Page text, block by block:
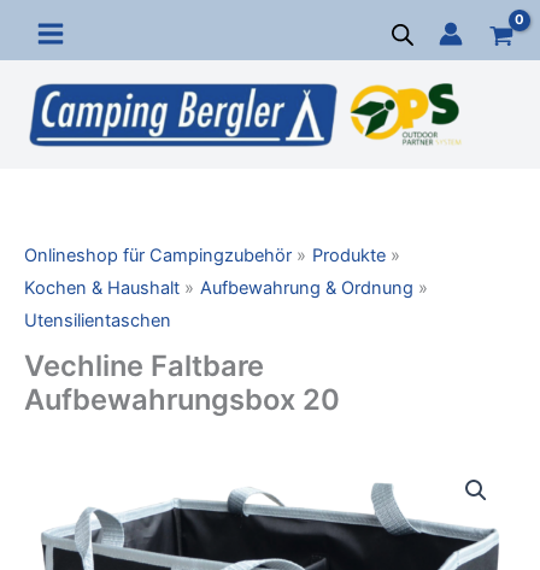
Inhalt
springen
Onlineshop für Campingzubehör
Produkte
Kochen & Haushalt
Aufbewahrung & Ordnung
Utensilientaschen
Vechline Faltbare
Aufbewahrungsbox 20
Aufbewahrungsbox
20
Menge